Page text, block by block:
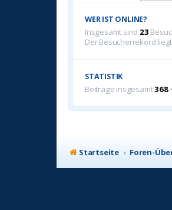
WER IST ONLINE?
Insgesamt sind 23
Der Besucherrekord
STATISTIK
Beiträge insgesamt368
Startseite Foren-